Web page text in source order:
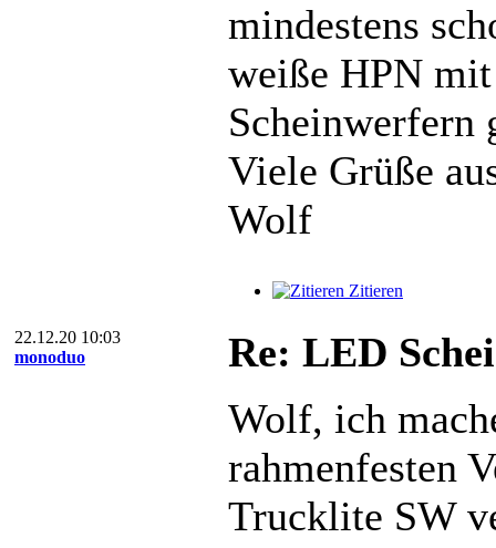
mindestens
weiße HPN
Scheinwerfern
Viele Grüße
Wolf
Zitieren
22.12.20 10:03
monoduo
Re: LED
Wolf, ich
rahmenfesten
Trucklite SW